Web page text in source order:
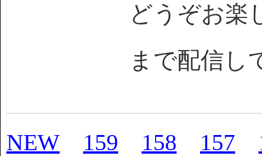
どうぞお楽
まで配信
NEW 159 158 157